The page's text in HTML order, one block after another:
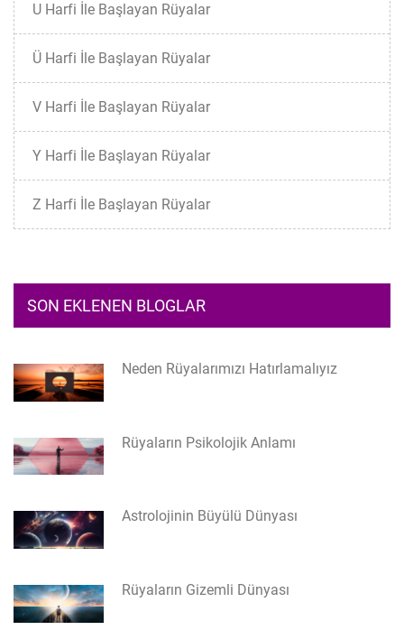
U Harfi İle Başlayan Rüyalar
Ü Harfi İle Başlayan Rüyalar
V Harfi İle Başlayan Rüyalar
Y Harfi İle Başlayan Rüyalar
Z Harfi İle Başlayan Rüyalar
SON EKLENEN BLOGLAR
Neden Rüyalarımızı Hatırlamalıyız
Rüyaların Psikolojik Anlamı
Astrolojinin Büyülü Dünyası
Rüyaların Gizemli Dünyası